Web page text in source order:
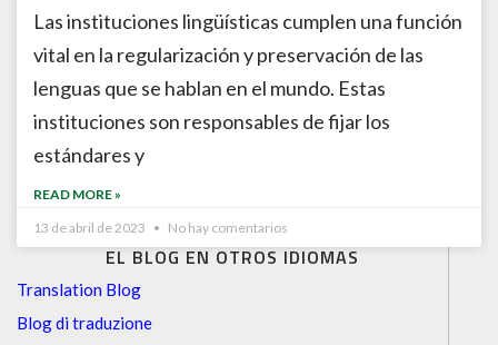
EL BLOG EN OTROS IDIOMAS
Translation Blog
Blog di traduzione
Las instituciones lingüísticas cumplen una función
vital en la regularización y preservación de las
lenguas que se hablan en el mundo. Estas
instituciones son responsables de fijar los
estándares y
READ MORE »
13 de abril de 2023
No hay comentarios